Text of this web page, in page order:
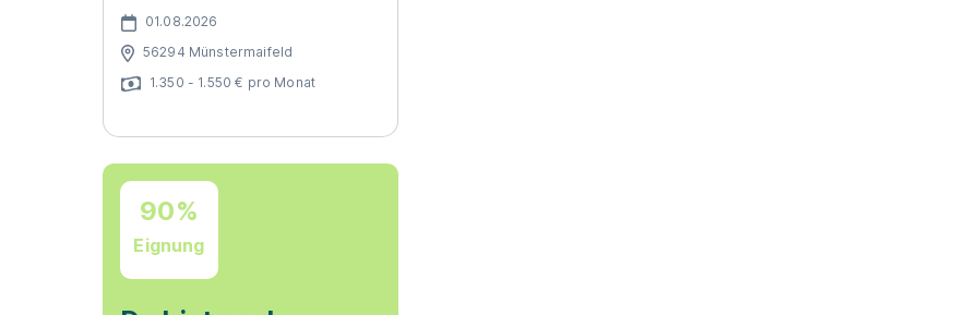
01.08.2026
56294 Münstermaifeld
1.350 - 1.550 € pro Monat
90%
Eignung